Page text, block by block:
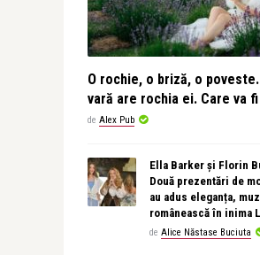
O rochie, o briză, o
vară are rochia ei. Care va
de Alex Pub
Ella Barker și Florin
Două prezentări de
au adus eleganța,
românească în inima
de Alice Năstase Buciuta